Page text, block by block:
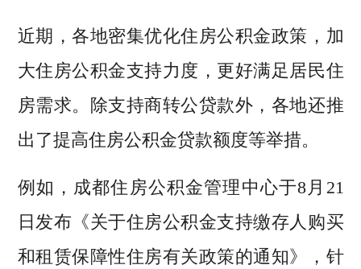
近期，各地密集优化住房公积金政策，加
大住房公积金支持力度，更好满足居民住
房需求。除支持商转公贷款外，各地还推
出了提高住房公积金贷款额度等举措。
例如，成都住房公积金管理中心于8月21
日发布《关于住房公积金支持缴存人购买
和租赁保障性住房有关政策的通知》，针